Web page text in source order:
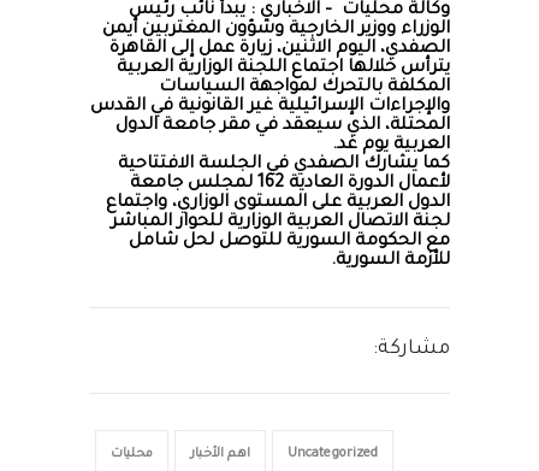
وكالة محليات – الاخباري : يبدأ نائب رئيس
الوزراء ووزير الخارجية وشؤون المغتربين أيمن
الصفدي، اليوم الاثنين، زيارة عمل إلى القاهرة
يترأس خلالها اجتماع اللجنة الوزارية العربية
المكلفة بالتحرك لمواجهة السياسات
والإجراءات الإسرائيلية غير القانونية في القدس
المحتلة، الذي سيعقد في مقر جامعة الدول
العربية يوم غد.
كما يشارك الصفدي في الجلسة الافتتاحية
لأعمال الدورة العادية 162 لمجلس جامعة
الدول العربية على المستوى الوزاري، واجتماع
لجنة الاتصال العربية الوزارية للحوار المباشر
مع الحكومة السورية للتوصل لحل شامل
للأزمة السورية.
مشاركة:
Uncategorized اهم الأخبار محليات